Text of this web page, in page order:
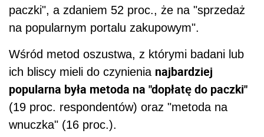
paczki", a zdaniem 52 proc., że na "sprzedaż
na popularnym portalu zakupowym".
Wśród metod oszustwa, z którymi badani lub
ich bliscy mieli do czynienia najbardziej
popularna była metoda na "dopłatę do paczki"
(19 proc. respondentów) oraz "metoda na
wnuczka" (16 proc.).